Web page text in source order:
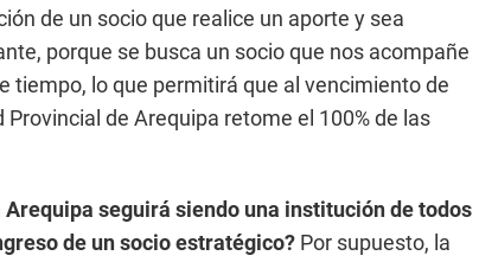
de un socio que realice un aporte y sea
porque se busca un socio que nos acompañe
tiempo, lo que permitirá que al vencimiento de
de Arequipa retome el 100% de las
seguirá siendo una institución de todos
de un socio estratégico? Por supuesto, la